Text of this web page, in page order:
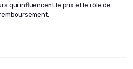
qui influencent le prix et le rôle de